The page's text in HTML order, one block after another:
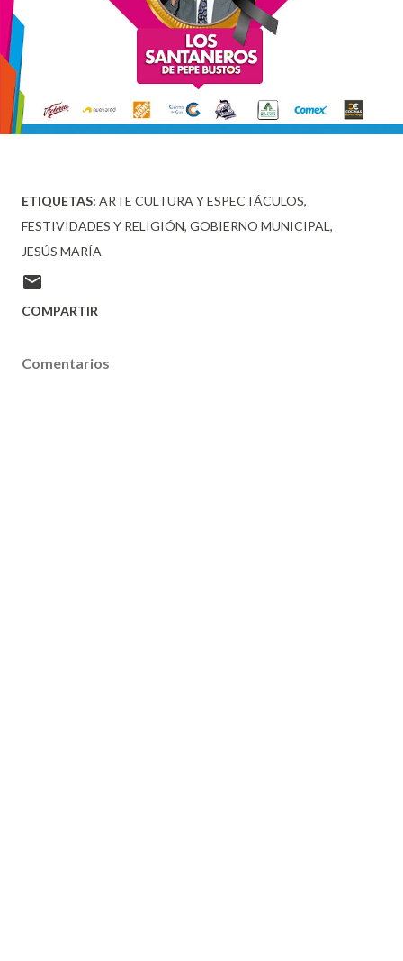
ETIQUETAS: ARTE CULTURA Y ESPECTÁCULOS
FESTIVIDADES Y RELIGIÓN GOBIERNO MUNICIPAL
JESÚS MARÍA
COMPARTIR
Comentarios